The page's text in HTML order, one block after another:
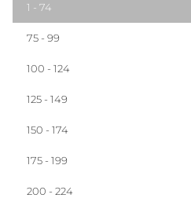
1 - 74
75 - 99
100 - 124
125 - 149
150 - 174
175 - 199
200 - 224